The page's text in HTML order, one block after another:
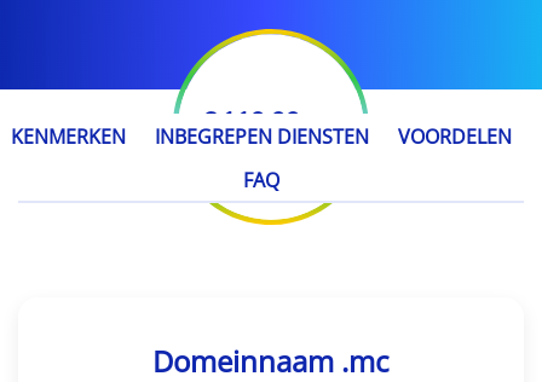
€ 119,99 / jaar
KENMERKEN INBEGREPEN DIENSTEN
VOORDELEN
FAQ
Domeinnaam .mc